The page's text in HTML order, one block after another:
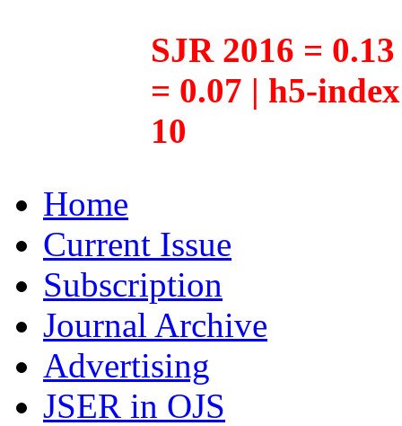
SJR 2016 =
= 0.07 | h5-
10
Home
Current Issue
Subscription
Journal Archive
Advertising
JSER in OJS